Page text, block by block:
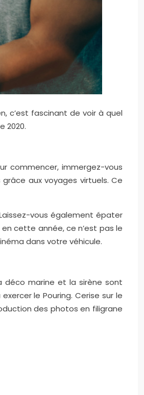
c’est fascinant de voir à quel
2020.
commencer, immergez-vous
aux voyages virtuels. Ce
vous également épater
cette année, ce n’est pas le
dans votre véhicule.
déco marine et la sirène sont
le Pouring. Cerise sur le
des photos en filigrane